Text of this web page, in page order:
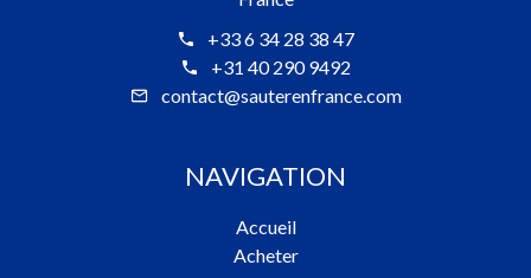
+33 6 34 28 38 47
+31 40 290 9492
contact@sauterenfrance.com
NAVIGATION
Accueil
Acheter